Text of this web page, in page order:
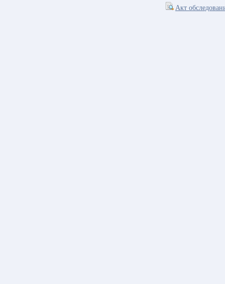
Акт